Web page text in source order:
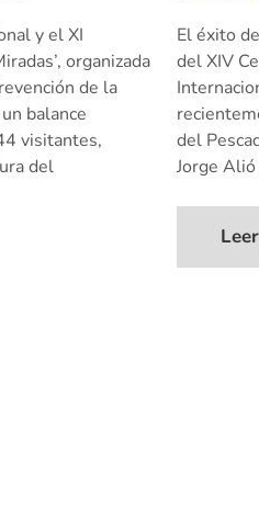
y el XI
organizada
de la
balance
visitantes,
del
El éxito
del XIV
del
Jorge